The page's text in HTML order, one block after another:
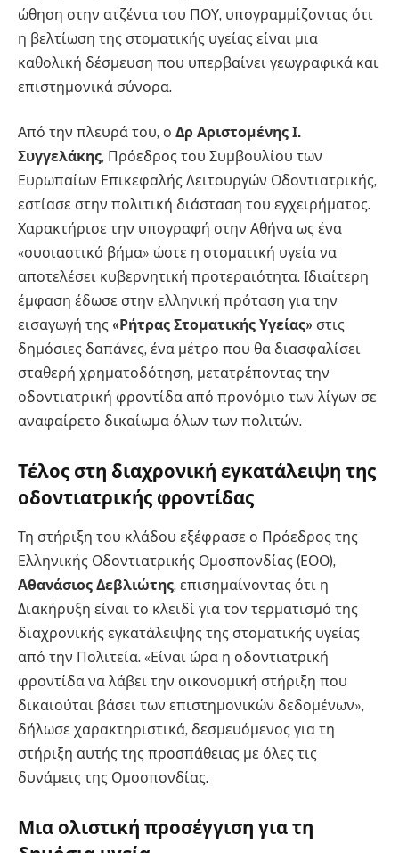
ώθηση στην ατζέντα του ΠΟΥ, υπογραμμίζοντας ότι
η βελτίωση της στοματικής υγείας είναι μια
καθολική δέσμευση που υπερβαίνει γεωγραφικά και
επιστημονικά σύνορα.
Από την πλευρά του, ο Δρ Αριστομένης Ι.
Συγγελάκης, Πρόεδρος του Συμβουλίου των
Ευρωπαίων Επικεφαλής Λειτουργών Οδοντιατρικής,
εστίασε στην πολιτική διάσταση του εγχειρήματος.
Χαρακτήρισε την υπογραφή στην Αθήνα ως ένα
«ουσιαστικό βήμα» ώστε η στοματική υγεία να
αποτελέσει κυβερνητική προτεραιότητα. Ιδιαίτερη
έμφαση έδωσε στην ελληνική πρόταση για την
εισαγωγή της «Ρήτρας Στοματικής Υγείας» στις
δημόσιες δαπάνες, ένα μέτρο που θα διασφαλίσει
σταθερή χρηματοδότηση, μετατρέποντας την
οδοντιατρική φροντίδα από προνόμιο των λίγων σε
αναφαίρετο δικαίωμα όλων των πολιτών.
Τέλος στη διαχρονική εγκατάλειψη της
οδοντιατρικής φροντίδας
Τη στήριξη του κλάδου εξέφρασε ο Πρόεδρος της
Ελληνικής Οδοντιατρικής Ομοσπονδίας (ΕΟΟ),
Αθανάσιος Δεβλιώτης, επισημαίνοντας ότι η
Διακήρυξη είναι το κλειδί για τον τερματισμό της
διαχρονικής εγκατάλειψης της στοματικής υγείας
από την Πολιτεία. «Είναι ώρα η οδοντιατρική
φροντίδα να λάβει την οικονομική στήριξη που
δικαιούται βάσει των επιστημονικών δεδομένων»,
δήλωσε χαρακτηριστικά, δεσμευόμενος για τη
στήριξη αυτής της προσπάθειας με όλες τις
δυνάμεις της Ομοσπονδίας.
Μια ολιστική προσέγγιση για τη